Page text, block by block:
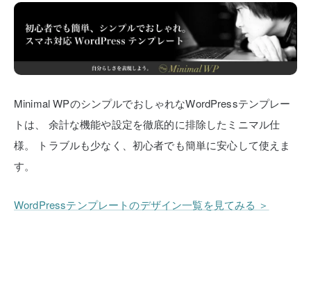
Minimal WPのシンプルでおしゃれなWordPressテンプレー
トは、
余計な機能や設定を徹底的に排除したミニマル仕
様。
トラブルも少なく、初心者でも簡単に安心して使えま
す。
WordPressテンプレートのデザイン一覧を見てみる ＞